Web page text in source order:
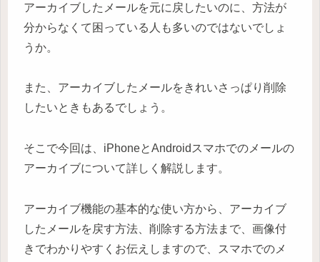
アーカイブしたメールを元に戻したいのに、方法が
分からなくて困っている人も多いのではないでしょ
うか。
また、アーカイブしたメールをきれいさっぱり削除
したいときもあるでしょう。
そこで今回は、iPhoneとAndroidスマホでのメールの
アーカイブについて詳しく解説します。
アーカイブ機能の基本的な使い方から、アーカイブ
したメールを戻す方法、削除する方法まで、画像付
きでわかりやすくお伝えしますので、スマホでのメ